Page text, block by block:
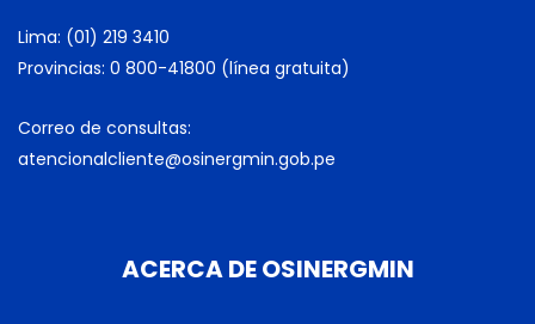
Lima: (01) 219 3410
Provincias: 0 800-41800 (línea gratuita)
Correo de consultas:
atencionalcliente@osinergmin.gob.pe
ACERCA DE OSINERGMIN